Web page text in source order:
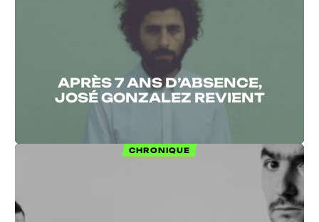
APRÈS 7 ANS D’ABSENCE,
JOSÉ GONZALEZ REVIENT
CHRONIQUE